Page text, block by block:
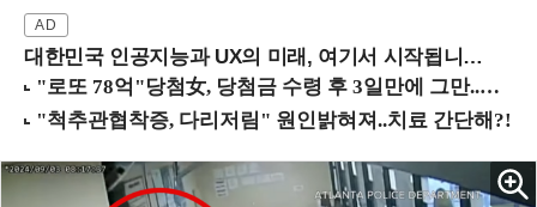
대한민국 인공지능과 UX의 미래, 여기서 시작됩니다! (9/2 강남역)